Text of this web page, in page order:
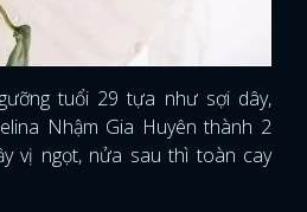
tuổi 29 tựa như sợi dây,
Nhậm Gia Huyên thành 2
vị ngọt, nửa sau thì toàn cay